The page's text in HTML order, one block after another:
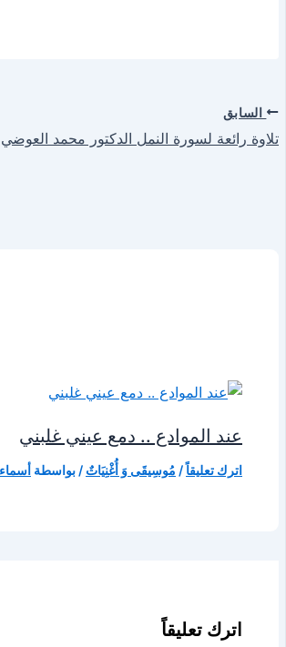
السابق
تلاوة رائعة لسورة النمل الدكتور محمد العوضي
عند الموادع .. دمع عيني غلبني
اترك تعليقاً/ مُوسِيقَى وَ أُغْنِيَاتٌ / بواسطة
اترك تعليقاً